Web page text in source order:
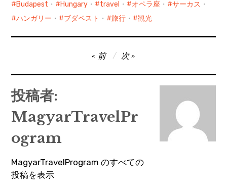
Budapest ・ Hungary ・ travel ・ オペラ座 ・ サーカス ・
ハンガリー ・ ブダペスト ・ 旅行 ・ 観光
稿
ナ
ビ
ゲ
ー
シ
ョ
ン
前 次
投稿者:
MagyarTravelPr
ogram
MagyarTravelProgram のすべての
投稿を表示